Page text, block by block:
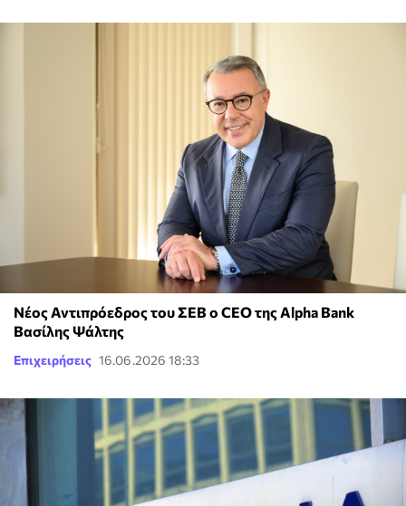
Νέος Αντιπρόεδρος του ΣΕΒ ο CEO της Alpha Bank
Βασίλης Ψάλτης
Επιχειρήσεις 16.06.2026 18:33